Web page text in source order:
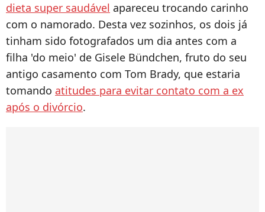
dieta super saudável apareceu trocando carinho
com o namorado. Desta vez sozinhos, os dois já
tinham sido fotografados um dia antes com a
filha 'do meio' de Gisele Bündchen, fruto do seu
antigo casamento com Tom Brady, que estaria
tomando atitudes para evitar contato com a ex
após o divórcio.